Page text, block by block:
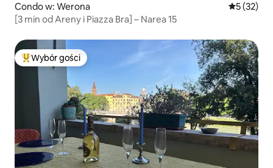
Condo w: Werona Średnia
5 (32)
[3 min od Areny i Piazza Bra] – Narea 15
Najpopularniejsze z kategorii Wybór gości
Wybór gości